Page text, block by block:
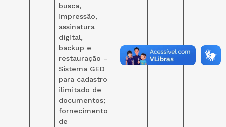
busca,
impressão,
assinatura
digital,
backup e
restauração –
Sistema GED
para cadastro
ilimitado de
documentos;
fornecimento
de